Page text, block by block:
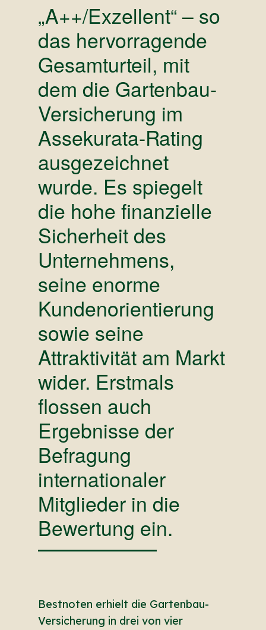
„A++/Exzellent“ – so
das hervorragende
Gesamturteil, mit
dem die Gartenbau-
Versicherung im
Assekurata-Rating
ausgezeichnet
wurde. Es spiegelt
die hohe finanzielle
Sicherheit des
Unternehmens,
seine enorme
Kundenorientierung
sowie seine
Attraktivität am Markt
wider. Erstmals
flossen auch
Ergebnisse der
Befragung
internationaler
Mitglieder in die
Bewertung ein.
Bestnoten erhielt die Gartenbau-
Versicherung in drei von vier